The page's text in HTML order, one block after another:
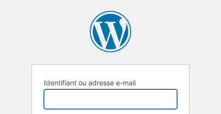
Identifiant ou adresse e-mail